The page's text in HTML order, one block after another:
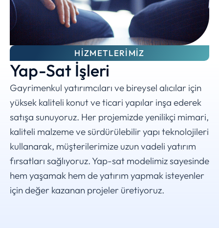
HIZMETLERIMIZ
Yap-Sat İşleri
Gayrimenkul yatırımcıları ve bireysel alıcılar için
yüksek kaliteli konut ve ticari yapılar inşa ederek
satışa sunuyoruz. Her projemizde yenilikçi mimari,
kaliteli malzeme ve sürdürülebilir yapı teknolojileri
kullanarak, müşterilerimize uzun vadeli yatırım
fırsatları sağlıyoruz. Yap-sat modelimiz sayesinde
hem yaşamak hem de yatırım yapmak isteyenler
için değer kazanan projeler üretiyoruz.